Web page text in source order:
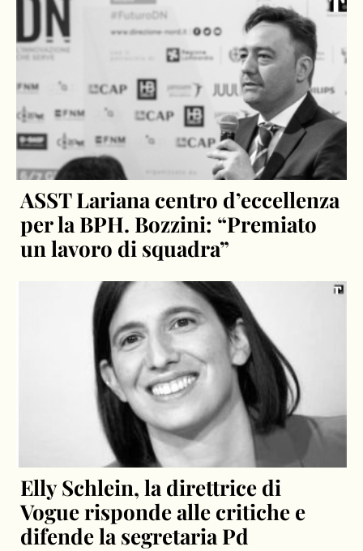
ASST Lariana centro d’eccellenza
per la BPH. Bozzini: “Premiato
un lavoro di squadra”
Elly Schlein, la direttrice di
Vogue risponde alle critiche e
difende la segretaria Pd